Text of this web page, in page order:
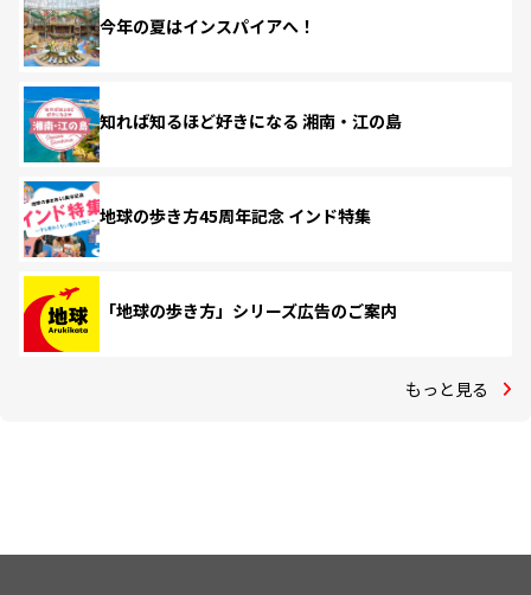
今年の夏はインスパイアへ！
知れば知るほど好きになる 湘南・江の島
地球の歩き方45周年記念 インド特集
「地球の歩き方」シリーズ広告のご案内
もっと見る